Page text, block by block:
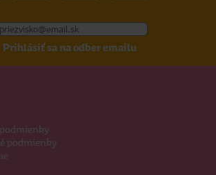
Prihlásiť sa na odber emailu
podmienky